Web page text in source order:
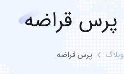
پرس قراضه
وبلاگ پرس قراضه